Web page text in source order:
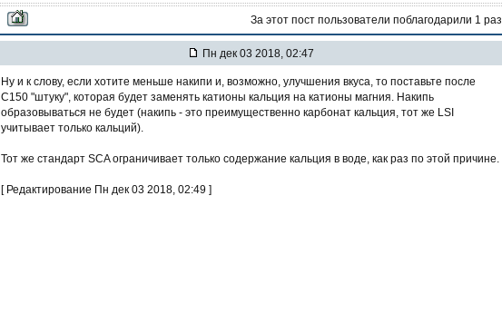
За этот пост пользователи поблагодарили 1 раз
Пн дек 03 2018, 02:47
Ну и к слову, если хотите меньше накипи и, возможно, улучшения вкуса, то поставьте после
C150 "штуку", которая будет заменять катионы кальция на катионы магния. Накипь
образовываться не будет (накипь - это преимущественно карбонат кальция, тот же LSI
учитывает только кальций).
Тот же стандарт SCA ограничивает только содержание кальция в воде, как раз по этой причине.
[ Редактирование Пн дек 03 2018, 02:49 ]